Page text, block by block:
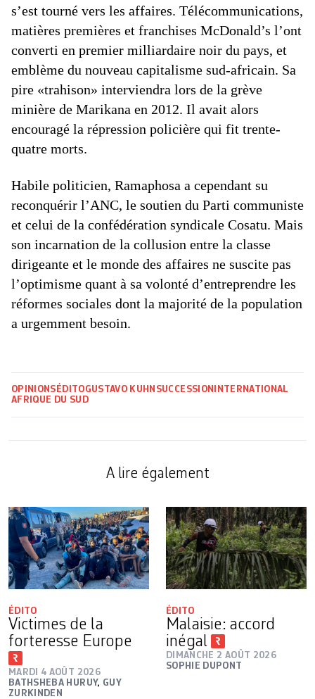
s’est tourné vers les affaires. Télécommunications,
matières premières et franchises McDonald’s l’ont
converti en premier milliardaire noir du pays, et
emblème du nouveau capitalisme sud-africain. Sa
pire «trahison» interviendra lors de la grève
minière de Marikana en 2012. Il avait alors
encouragé la répression policière qui fit trente-
quatre morts.
Habile politicien, Ramaphosa a cependant su
reconquérir l’ANC, le soutien du Parti communiste
et celui de la confédération syndicale Cosatu. Mais
son incarnation de la collusion entre la classe
dirigeante et le monde des affaires ne suscite pas
l’optimisme quant à sa volonté d’entreprendre les
réformes sociales dont la majorité de la population
a urgemment besoin.
OPINIONS ÉDITOGUSTAVO KUHN SUCCESSION
INTERNATIONAL
AFRIQUE DU SUD
A lire également
ÉDITO
Victimes de la
forteresse Europe
MARDI 4 AOÛT 2026
BATHSHEBA HURUY, GUY
ZURKINDEN
ÉDITO
Malaisie: accord
inégal
DIMANCHE 2 AOÛT 2026
SOPHIE DUPONT